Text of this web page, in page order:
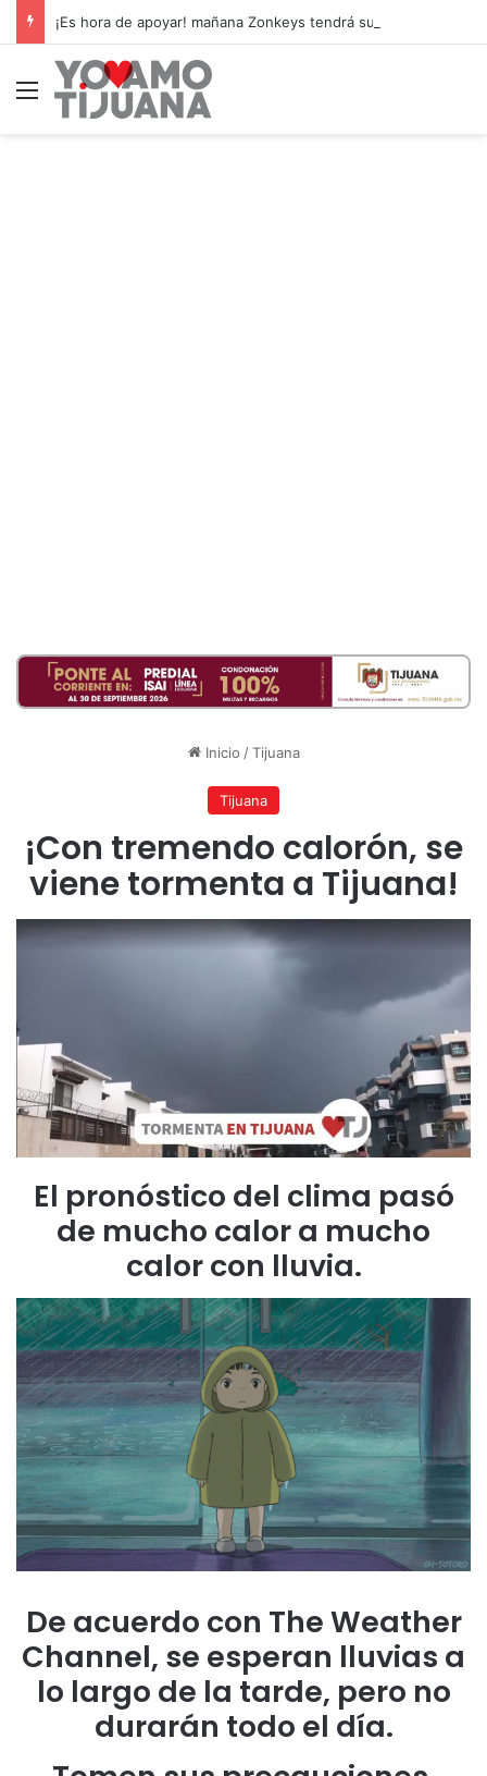
Menú
Inicio / Tijuana
Tijuana
¡Con tremendo calorón, se
viene tormenta a Tijuana!
El pronóstico del clima pasó
de mucho calor a mucho
calor con lluvia.
De acuerdo con The Weather
Channel, se esperan lluvias a
lo largo de la tarde, pero no
durarán todo el día.